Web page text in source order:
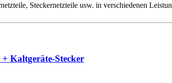
Steckernetzteile usw. in verschiedenen
Kaltgeräte-Stecker